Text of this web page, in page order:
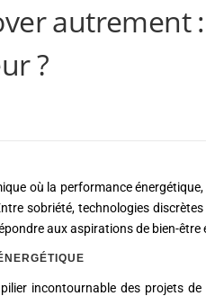
autrement
?
où la performance
sobriété, technologies
aux aspirations de bien-être
incontournable des projets